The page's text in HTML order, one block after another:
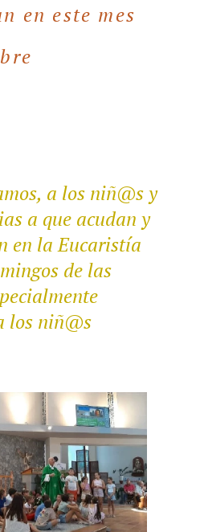
en este mes
a los niñ@s y
a que acudan y
en la Eucaristía
de las
los niñ@s